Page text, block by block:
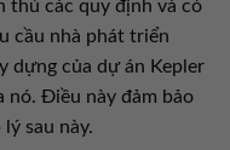
thủ các quy định và có
cầu nhà phát triển
dựng của dự án Kepler
nó. Điều này đảm bảo
sau này.